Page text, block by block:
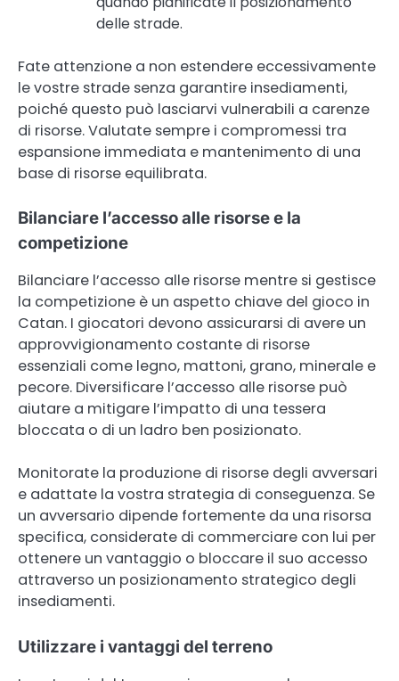
delle strade.
Fate attenzione a non estendere eccessivamente
le vostre strade senza garantire insediamenti,
poiché questo può lasciarvi vulnerabili a carenze
di risorse. Valutate sempre i compromessi tra
espansione immediata e mantenimento di una
base di risorse equilibrata.
Bilanciare l’accesso alle risorse e la
competizione
Bilanciare l’accesso alle risorse mentre si gestisce
la competizione è un aspetto chiave del gioco in
Catan. I giocatori devono assicurarsi di avere un
approvvigionamento costante di risorse
essenziali come legno, mattoni, grano, minerale e
pecore. Diversificare l’accesso alle risorse può
aiutare a mitigare l’impatto di una tessera
bloccata o di un ladro ben posizionato.
Monitorate la produzione di risorse degli avversari
e adattate la vostra strategia di conseguenza. Se
un avversario dipende fortemente da una risorsa
specifica, considerate di commerciare con lui per
ottenere un vantaggio o bloccare il suo accesso
attraverso un posizionamento strategico degli
insediamenti.
Utilizzare i vantaggi del terreno